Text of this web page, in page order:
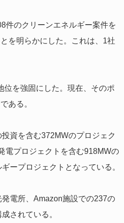
件のクリーンエネルギー案件を
を明らかにした。これは、1社
位を強固にした。現在、そのポ
ある。
資を含む372MWのプロジェク
電プロジェクトを含む918MWの
ープロジェクトとなっている。
電所、Amazon施設での237の
されている。